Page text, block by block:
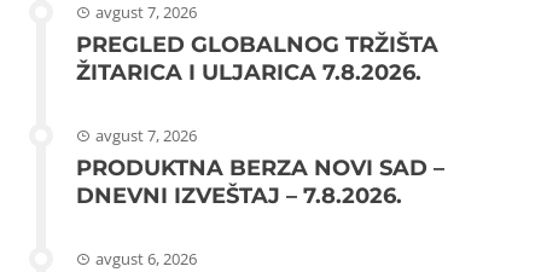
avgust 7, 2026
PREGLED GLOBALNOG TRŽIŠTA
ŽITARICA I ULJARICA 7.8.2026.
avgust 7, 2026
PRODUKTNA BERZA NOVI SAD –
DNEVNI IZVEŠTAJ – 7.8.2026.
avgust 6, 2026